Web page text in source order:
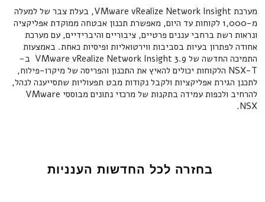
מערכת VMware vRealize Network Insight, בעלת צבר של למעלה
מ-1,000 לקוחות עד היום, מאפשרת תכנון אבטחה ממוקדת אפליקציה
ונראות רשת ברחבי עננים פרטיים, ציבוריים והיברידיים, עם מערכת
אחודה לפתרון בעיות בסביבות ווירטואליות ופיסיות כאחת. באמצעות
התמיכה החדשה של VMware vRealize Network Insight 3.9 ב-
NSX-T הלקוחות יכולים להאיץ את התכנון והפריסה של מיקרו-פילוח,
לתכנן הגירת אפליקציות ולקבל נקודות מבט תפעוליות שתסייענה לנהל,
להרחיב ולכפות עמידה בתקנות של מרכזי נתונים מבוססי VMware
NSX.
בחזרה לכל החדשות הענניות